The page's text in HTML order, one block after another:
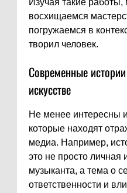
Изучая такие работы,
восхищаемся
погружаемся в
творил человек.
Современные
искусстве
Не менее интересны
которые находят
медиа. Например,
это не просто личная
музыканта, а тема о
ответственности и